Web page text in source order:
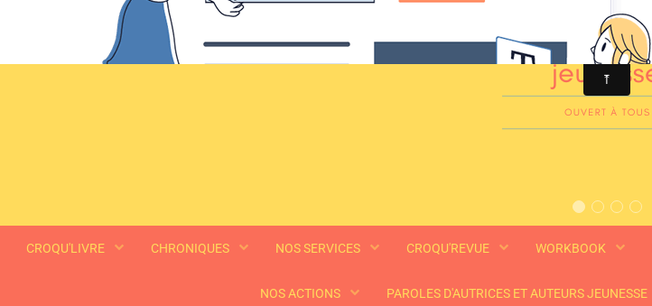
CROQU'LIVRE CHRONIQUES NOS SERVICES CROQU'REVUE WORKBOOK
NOS ACTIONS PAROLES D'AUTRICES ET AUTEURS JEUNESSE